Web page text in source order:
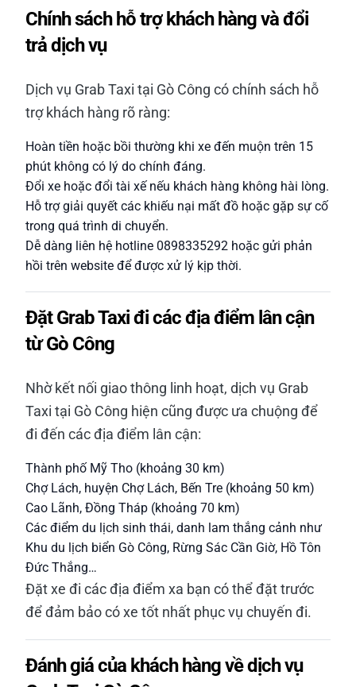
Chính sách hỗ trợ khách hàng và đổi
trả dịch vụ
Dịch vụ Grab Taxi tại Gò Công có chính sách hỗ
trợ khách hàng rõ ràng:
Hoàn tiền hoặc bồi thường khi xe đến muộn trên 15
phút không có lý do chính đáng.
Đổi xe hoặc đổi tài xế nếu khách hàng không hài lòng.
Hỗ trợ giải quyết các khiếu nại mất đồ hoặc gặp sự cố
trong quá trình di chuyển.
Dễ dàng liên hệ hotline 0898335292 hoặc gửi phản
hồi trên website để được xử lý kịp thời.
Đặt Grab Taxi đi các địa điểm lân cận
từ Gò Công
Nhờ kết nối giao thông linh hoạt, dịch vụ Grab
Taxi tại Gò Công hiện cũng được ưa chuộng để
đi đến các địa điểm lân cận:
Thành phố Mỹ Tho (khoảng 30 km)
Chợ Lách, huyện Chợ Lách, Bến Tre (khoảng 50 km)
Cao Lãnh, Đồng Tháp (khoảng 70 km)
Các điểm du lịch sinh thái, danh lam thắng cảnh như
Khu du lịch biển Gò Công, Rừng Sác Cần Giờ, Hồ Tôn
Đức Thắng…
Đặt xe đi các địa điểm xa bạn có thể đặt trước
để đảm bảo có xe tốt nhất phục vụ chuyến đi.
Đánh giá của khách hàng về dịch vụ